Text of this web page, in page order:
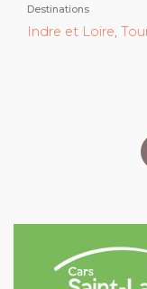
Destinations
Indre et Loire,